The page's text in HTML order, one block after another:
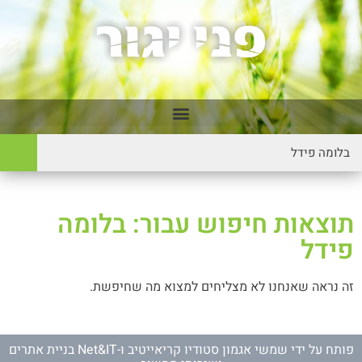
תוצאות חיפוש עבור: בלומה
פידל
זה נראה שאנחנו לא מצליחים למצוא מה שחיפשת.
פותח על ידי שמשי אגמון סטודיו קריאייטיב ו- Net&IT בניית אתרים